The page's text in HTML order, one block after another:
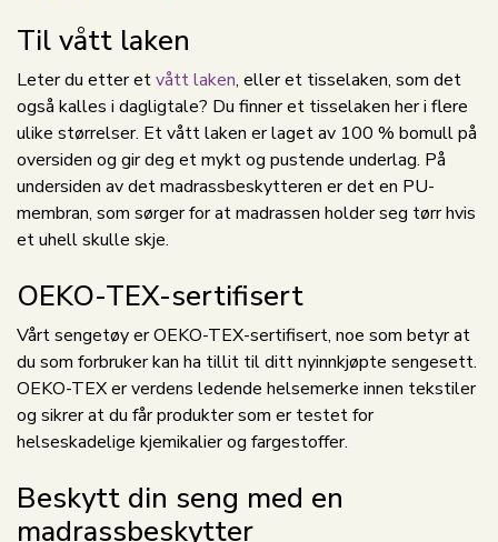
Til vått laken
Leter du etter etvått laken, eller et tisselaken, som det
også kalles i dagligtale? Du finner et tisselaken her i flere
ulike størrelser. Et vått laken er laget av 100 % bomull på
oversiden og gir deg et mykt og pustende underlag. På
undersiden av det madrassbeskytteren er det en PU-
membran, som sørger for at madrassen holder seg tørr hvis
et uhell skulle skje.
OEKO-TEX-sertifisert
Vårt sengetøy er OEKO-TEX-sertifisert, noe som betyr at
du som forbruker kan ha tillit til ditt nyinnkjøpte sengesett.
OEKO-TEX er verdens ledende helsemerke innen tekstiler
og sikrer at du får produkter som er testet for
helseskadelige kjemikalier og fargestoffer.
Beskytt din seng med en
madrassbeskytter